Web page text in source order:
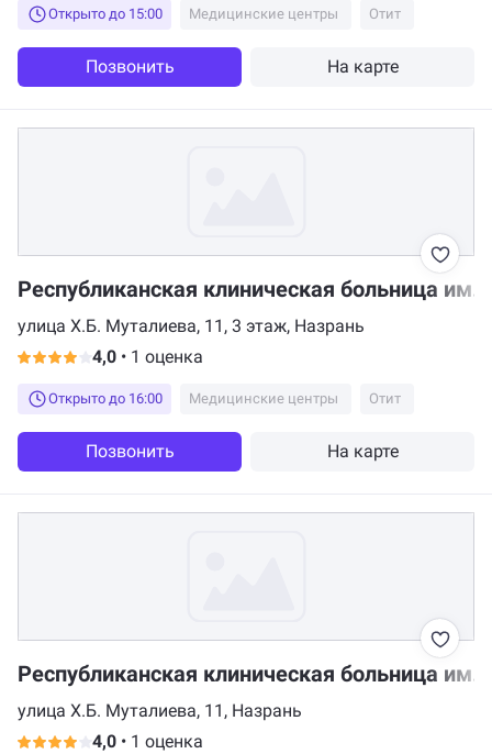
Открыто до 15:00 Медицинские центры Отит
Позвонить На карте
Республиканская клиническая больница
улица Х.Б. Муталиева, 11, 3 этаж, Назрань
4,0 • 1 оценка
Открыто до 16:00 Медицинские центры Отит
Позвонить На карте
Республиканская клиническая больница
улица Х.Б. Муталиева, 11, Назрань
4,0 • 1 оценка